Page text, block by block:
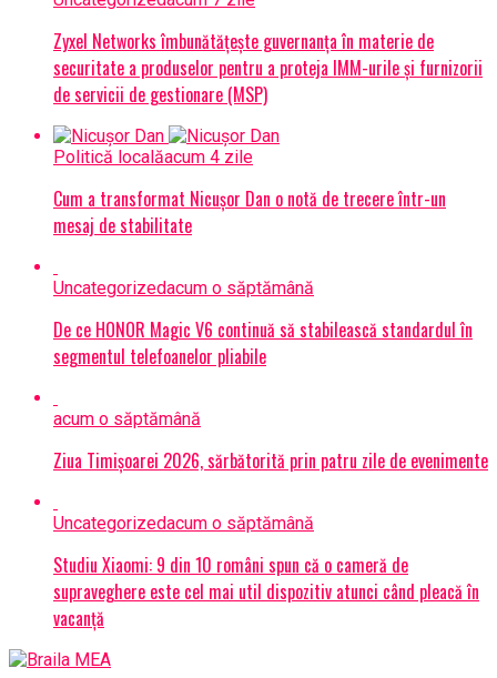
Zyxel Networks îmbunătățește guvernanța în materie de
securitate a produselor pentru a proteja IMM-urile și furnizorii
de servicii de gestionare (MSP)
Politică localăacum 4 zile
Cum a transformat Nicușor Dan o notă de trecere într-un
mesaj de stabilitate
Uncategorizedacum o săptămână
De ce HONOR Magic V6 continuă să stabilească standardul în
segmentul telefoanelor pliabile
acum o săptămână
Ziua Timișoarei 2026, sărbătorită prin patru zile de evenimente
Uncategorizedacum o săptămână
Studiu Xiaomi: 9 din 10 români spun că o cameră de
supraveghere este cel mai util dispozitiv atunci când pleacă în
vacanță